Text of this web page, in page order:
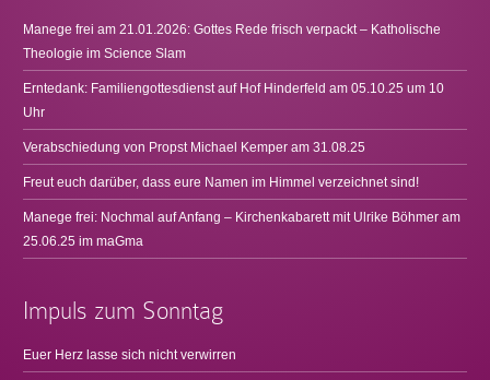
Manege frei am 21.01.2026: Gottes Rede frisch verpackt – Katholische
Theologie im Science Slam
Erntedank: Familiengottesdienst auf Hof Hinderfeld am 05.10.25 um 10
Uhr
Verabschiedung von Propst Michael Kemper am 31.08.25
Freut euch darüber, dass eure Namen im Himmel verzeichnet sind!
Manege frei: Nochmal auf Anfang – Kirchenkabarett mit Ulrike Böhmer am
25.06.25 im maGma
Impuls zum Sonntag
Euer Herz lasse sich nicht verwirren